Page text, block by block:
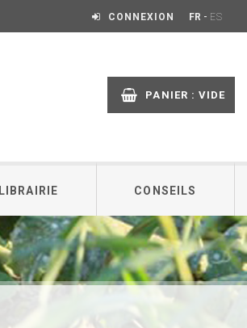
CONNEXION FR - ES
PANIER : VIDE
LIBRAIRIE CONSEILS